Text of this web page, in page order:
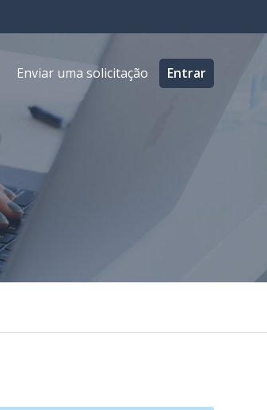
Enviar uma solicitação Entrar